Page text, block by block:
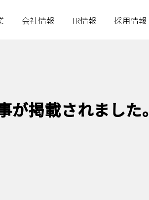
集
会社情報
会社沿革
IR情報 採用情報
掲載されました。